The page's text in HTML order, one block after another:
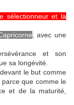
sélectionneur et la
, avec une
et son
sa longévité.
le but comme
que comme le
et de la maturité,